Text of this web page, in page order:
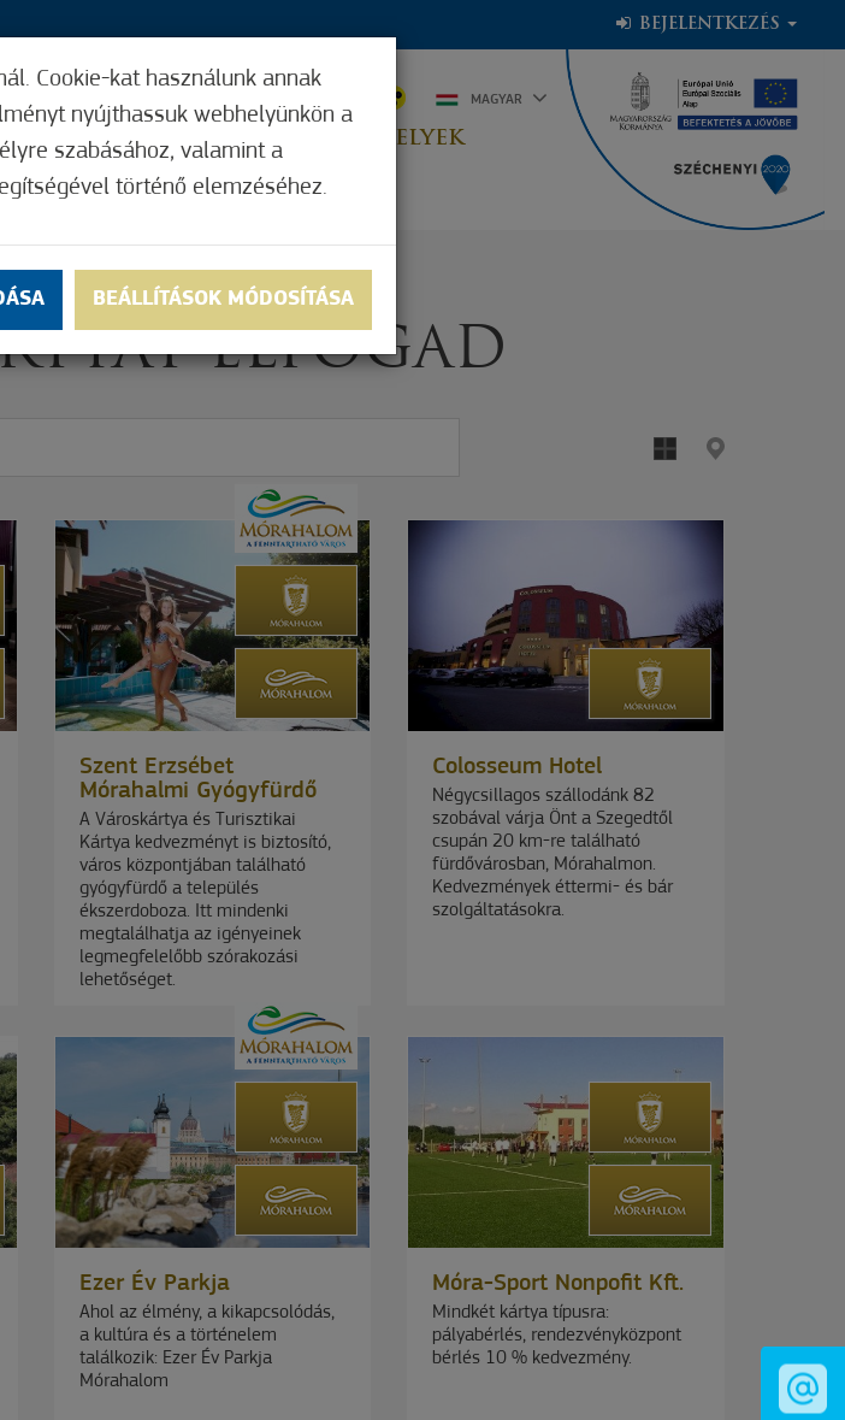
BEJELENTKEZÉS
FUNKCIÓK
ELFOGADÓHELYEK
MAGYAR
ELFOGAD
Szent Erzsébet
Mórahalmi Gyógyfürdő
A Városkártya és Turisztikai
Kártya kedvezményt is biztosító,
város központjában található
gyógyfürdő a település
ékszerdoboza. Itt mindenki
megtalálhatja az igényeinek
legmegfelelőbb szórakozási
lehetőséget.
Colosseum Hotel
Négycsillagos szállodánk 82
szobával várja Önt a Szegedtől
csupán 20 km-re található
fürdővárosban, Mórahalmon.
Kedvezmények éttermi- és bár
szolgáltatásokra.
Ezer Év Parkja
Ahol az élmény, a kikapcsolódás,
a kultúra és a történelem
találkozik: Ezer Év Parkja
Mórahalom
Móra-Sport Nonpofit Kft.
Mindkét kártya típusra:
pályabérlés, rendezvényközpont
bérlés 10 % kedvezmény.
Cookie-kat használunk annak
nyújthassuk webhelyünkön a
szabásához, valamint a
történő elemzéséhez.
BEÁLLÍTÁSOK MÓDOSÍTÁSA